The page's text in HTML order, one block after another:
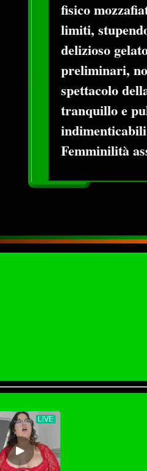
fisico
limiti,
delizioso
preliminari,
spettacolo
tranquillo e
Femminilità